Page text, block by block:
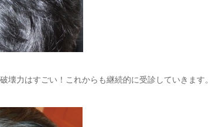
力はすごい！これからも継続的に受診していきます。